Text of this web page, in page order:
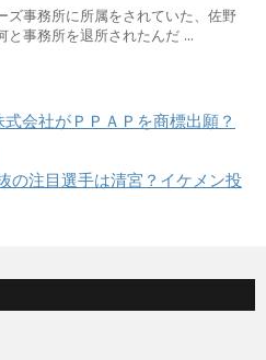
ズ事務所に所属をされていた、佐野
と事務所を退所されたんだ ...
会社がＰＰＡＰを商標出願？
の注目選手は清宮？イケメン投